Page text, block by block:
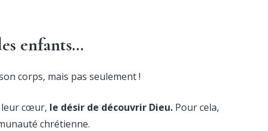
enfants…
corps, mais pas seulement !
leur cœur, le désir de découvrir Dieu. Pour cela,
chrétienne.